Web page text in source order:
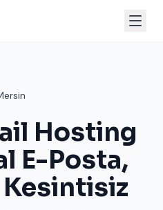
Hosting
E-Posta,